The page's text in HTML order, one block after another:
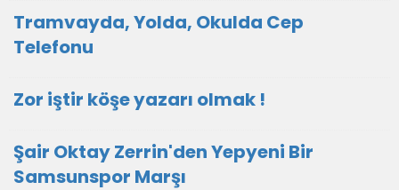
Tramvayda, Yolda, Okulda Cep
Telefonu
Zor iştir köşe yazarı olmak !
Şair Oktay Zerrin'den Yepyeni Bir
Samsunspor Marşı